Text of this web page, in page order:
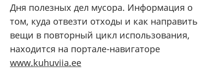
Дня полезных дел мусора. Информация о
том, куда отвезти отходы и как направить
вещи в повторный цикл использования,
находится на портале-навигаторе
www.kuhuviia.ee